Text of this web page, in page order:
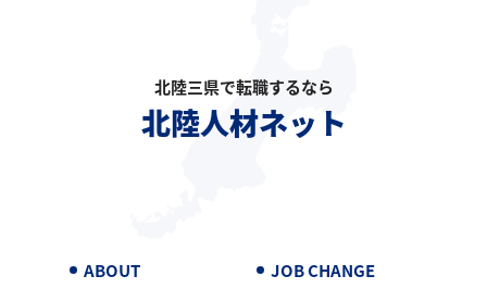
北陸三県で転職するなら
北陸人材ネット
ABOUT JOB CHANGE